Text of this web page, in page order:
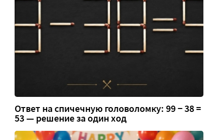
Ответ на спичечную головоломку: 99 − 38 =
53 — решение за один ход